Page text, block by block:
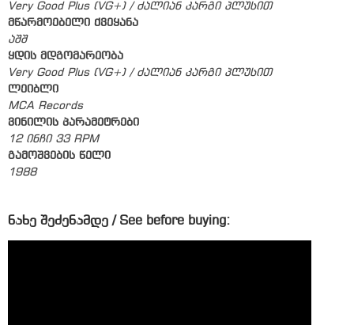
Very Good Plus (VG+) / ძალიან კარგი პლუსით
მწარმოებელი ქვეყანა
აშშ
ყდის მდგომარეობა
Very Good Plus (VG+) / ძალიან კარგი პლუსით
ლეიბლი
MCA Records
ვინილის პარამეტრები
12 ინჩი 33 RPM
გამოშვების წელი
1988
ნახე შეძენამდე / See before buying: